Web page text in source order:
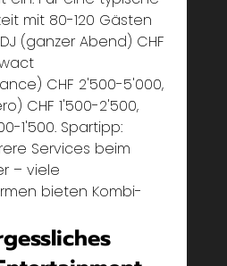
mit 80-120 Gästen
(ganzer Abend) CHF
CHF 2'500-5'000,
CHF 1'500-2'500,
1'500. Spartipp:
Services beim
– viele
bieten Kombi-